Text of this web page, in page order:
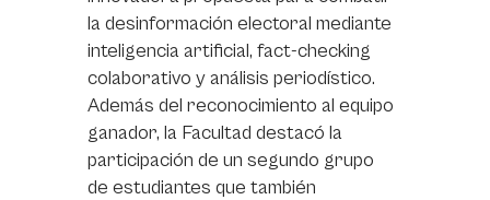
la desinformación electoral mediante
inteligencia artificial, fact-checking
colaborativo y análisis periodístico.
Además del reconocimiento al equipo
ganador, la Facultad destacó la
participación de un segundo grupo
de estudiantes que también